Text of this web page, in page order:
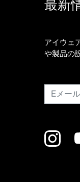
最新
アイウェ
や製品の